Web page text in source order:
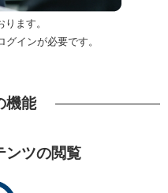
ます。
インが必要です。
機能
ンツの閲覧